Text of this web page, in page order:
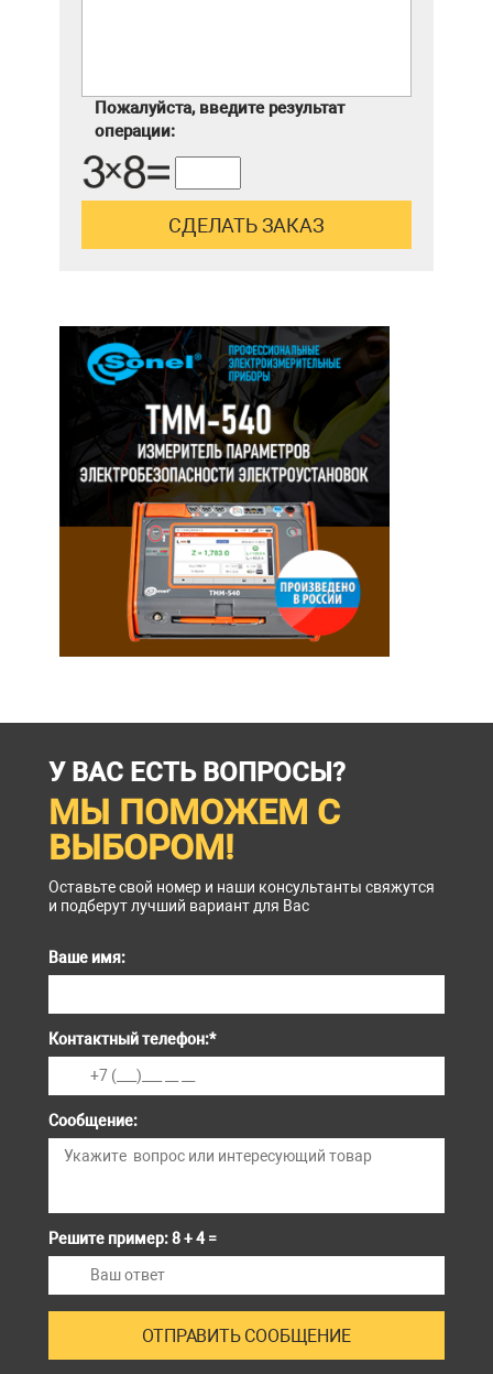
Пожалуйста, введите результат
операции:
У ВАС ЕСТЬ ВОПРОСЫ?
МЫ ПОМОЖЕМ С
ВЫБОРОМ!
Оставьте свой номер и наши консультанты свяжутся
и подберут лучший вариант для Вас
Ваше имя:
Контактный телефон:*
Сообщение:
Решите пример: 8 + 4 =